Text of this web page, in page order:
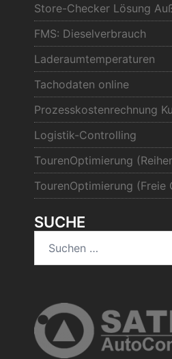
Store-Checker Lösung
FMS: Dieselverbrauch
Laderaumtemperaturen
Tachodaten online
Prozesskostenrechnung
Logistik-Controlling
TourenOptimierung
TourenOptimierung (Freie
SUCHE
nach: